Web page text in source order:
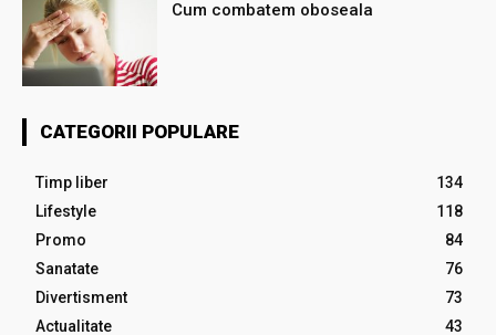
Cum combatem oboseala
CATEGORII POPULARE
Timp liber
134
Lifestyle
118
Promo
84
Sanatate
76
Divertisment
73
Actualitate
43